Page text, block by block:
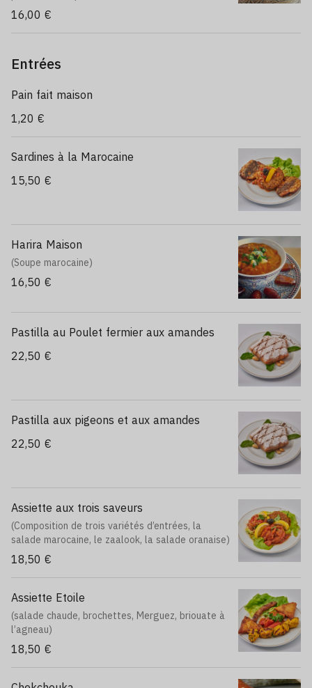
Fine semolina served with a generous selection
of seasonal vegetables slowly cooked in a
fragrant traditional Moroccan broth.
16,00 €
Entrées
Pain fait maison
1,20 €
Sardines à la Marocaine
15,50 €
Harira Maison
(Soupe marocaine)
16,50 €
Pastilla au Poulet fermier aux amandes
22,50 €
Pastilla aux pigeons et aux amandes
22,50 €
Assiette aux trois saveurs
(Composition de trois variétés d’entrées, la
salade marocaine, le zaalook, la salade oranaise)
18,50 €
Assiette Etoile
(salade chaude, brochettes, Merguez, briouate à
l’agneau)
18,50 €